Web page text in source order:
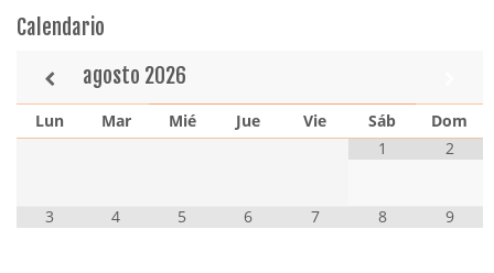
Calendario
agosto 2026
Lun Mar Mié Jue Vie Sáb
Dom
1
2
3 4 5 6 7 8 9